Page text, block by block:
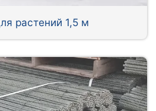
растений 1,5 м